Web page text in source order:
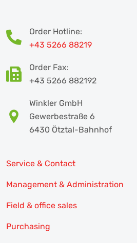
Order Hotline:
+43 5266 88219
Order Fax:
+43 5266 882192
Winkler GmbH
Gewerbestraße 6
6430 Ötztal-Bahnhof
Service & Contact
Management & Administration
Field & office sales
Purchasing